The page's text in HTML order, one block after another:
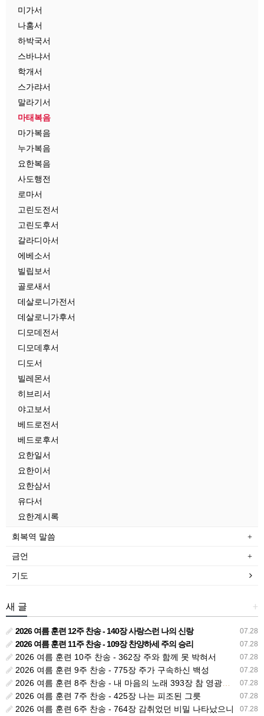
미가서
나훔서
하박국서
스바냐서
학개서
스가랴서
말라기서
마태복음
마가복음
누가복음
요한복음
사도행전
로마서
고린도전서
고린도후서
갈라디아서
에베소서
빌립보서
골로새서
데살로니가전서
데살로니가후서
디모데전서
디모데후서
디도서
빌레몬서
히브리서
야고보서
베드로전서
베드로후서
요한일서
요한이서
요한삼서
유다서
요한계시록
회복역 말씀
금언
기도
+
새 글
07.28
2026 여름 훈련 12주 찬송 - 140장 사랑스런 나의 신랑
07.28
2026 여름 훈련 11주 찬송 - 109장 찬양하세 주의 승리
07.28
2026 여름 훈련 10주 찬송 - 362장 주와 함께 못 박혀서
07.28
2026 여름 훈련 9주 찬송 - 775장 주가 구속하신 백성
07.28
2026 여름 훈련 8주 찬송 - 내 마음의 노래 393장 참 영광스런 우리 왕
07.28
2026 여름 훈련 7주 찬송 - 425장 나는 피조된 그릇
07.28
2026 여름 훈련 6주 찬송 - 764장 감취었던 비밀 나타났으니